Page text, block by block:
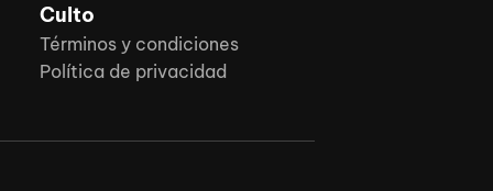
Culto
Términos y condiciones
Política de privacidad